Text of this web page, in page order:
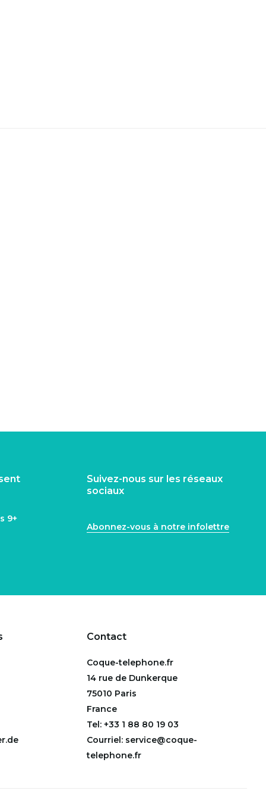
9+
Suivez-nous sur les réseaux
sociaux
Abonnez-vous à notre infolettre
Contact
Coque-telephone.fr
14 rue de Dunkerque
75010 Paris
France
Tel: +33 1 88 80 19 03
Courriel: service@coque-
telephone.fr